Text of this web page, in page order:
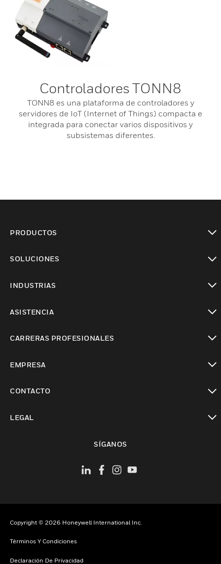
Controladores TONN8
TONN8 es una plataforma de controladores y
servidores de IoT (Internet of Things) compacta e
integrada para conectar varios dispositivos y
subsistemas diferentes.
PRODUCTOS
SOLUCIONES
INDUSTRIAS
ASISTENCIA
CARRERAS PROFESIONALES
EMPRESA
CONTACTO
LEGAL
SÍGANOS
Copyright © 2026 Honeywell International Inc.
Términos Y Condiciones
Declaración De Privacidad